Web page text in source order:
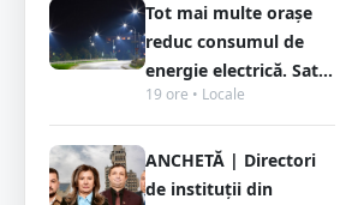
Tot mai multe orașe
reduc consumul de
energie electrică. Sat...
19 ore • Locale
ANCHETĂ | Directori
de instituții din